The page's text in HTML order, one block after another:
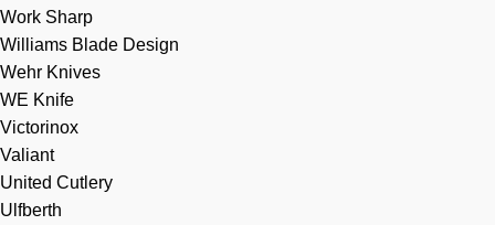
Work Sharp
Williams Blade Design
Wehr Knives
WE Knife
Victorinox
Valiant
United Cutlery
Ulfberth